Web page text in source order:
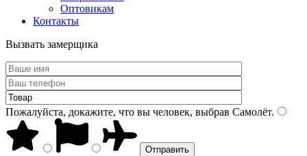
Оптовикам
Контакты
Вызвать замерщика
Пожалуйста, докажите, что вы человек, выбрав Самолёт.